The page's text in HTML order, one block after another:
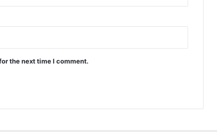
the next time I comment.